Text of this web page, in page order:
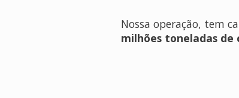
Nossa operação, tem
milhões toneladas de